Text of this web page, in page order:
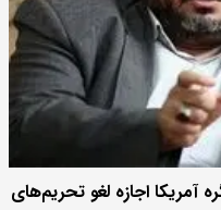
آمریکا اجازه لغو تحریم‌های